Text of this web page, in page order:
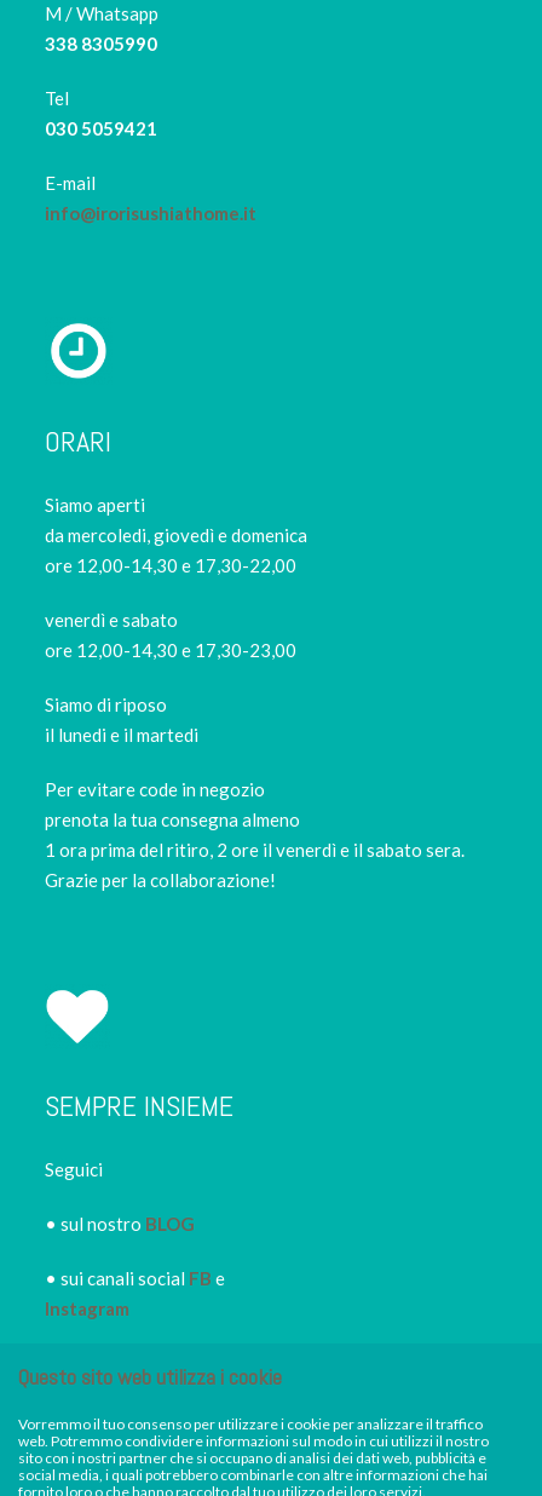
M / Whatsapp
338 8305990
Tel
030 5059421
E-mail
info@irorisushiathome.it
ORARI
Siamo aperti
da mercoledi, giovedì e domenica
ore 12,00-14,30 e 17,30-22,00
venerdì e sabato
ore 12,00-14,30 e 17,30-23,00
Siamo di riposo
il lunedi e il martedi
Per evitare code in negozio
prenota la tua consegna almeno
1 ora prima del ritiro, 2 ore il venerdì e il sabato sera.
Grazie per la collaborazione!
SEMPRE INSIEME
Seguici
• sul nostro BLOG
• sui canali social FB e
Instagram
informato dei nuovi piatti dei
nostri eventi, di sconti e promozioni in atto
Questo sito web utilizza i cookie
Vorremmo il tuo consenso per utilizzare i cookie per analizzare il traffico
web. Potremmo condividere informazioni sul modo in cui utilizzi il nostro
sito con i nostri partner che si occupano di analisi dei dati web, pubblicità e
social media, i quali potrebbero combinarle con altre informazioni che hai
fornito loro o che hanno raccolto dal tuo utilizzo dei loro servizi.